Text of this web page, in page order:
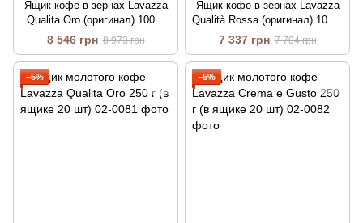
Ящик кофе в зернах Lavazza
Qualita Oro (оригинал) 100%
арабика 1 кг (в ящике 6шт)
8 546 грн 8 973 грн
Ящик кофе в зернах Lavazza
Qualità Rossa (оригинал) 100%
арабика 1 кг (в ящике 6шт)
7 337 грн 7 704 грн
−5% −5%